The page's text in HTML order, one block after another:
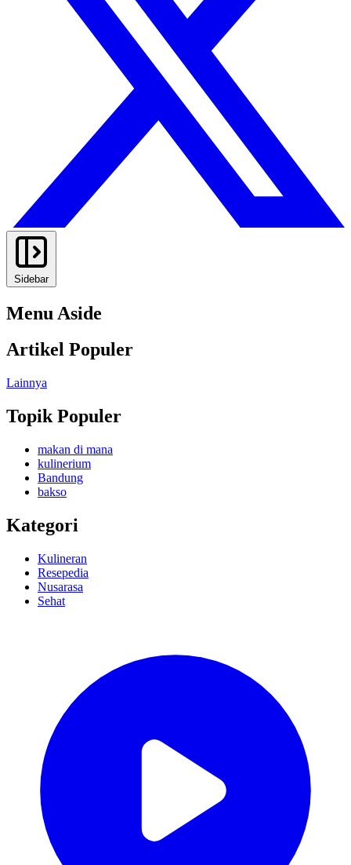
Sidebar
Menu Aside
Artikel Populer
Lainnya
Topik Populer
makan di mana
kulinerium
Bandung
bakso
Kategori
Kulineran
Resepedia
Nusarasa
Sehat